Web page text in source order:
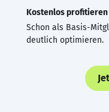
Kostenlos profitieren
Schon als Basis-
deutlich optimieren.